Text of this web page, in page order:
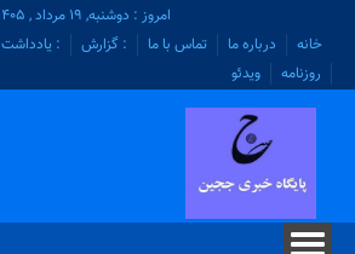
امروز : دوشنبه, ۱۹ مرداد , ۱۴۰۵
خانه
درباره ما تماس با ما : گزارش : یادداشت
روزنامه
ویدئو